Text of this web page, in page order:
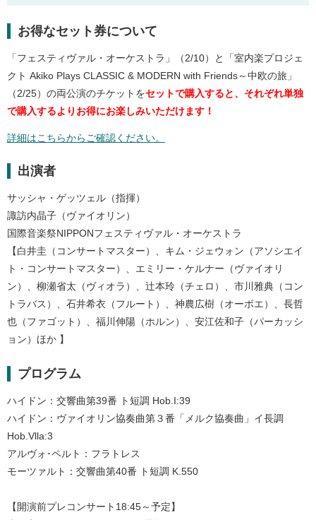
お得なセット券について
「フェスティヴァル・オーケストラ」（2/10）と「室内楽プロジェ
クト Akiko Plays CLASSIC & MODERN with Friends～中欧の旅」
（2/25）の両公演のチケットをセットで購入すると、それぞれ単独
で購入するよりお得にお楽しみいただけます！
詳細はこちらからご確認ください。
出演者
サッシャ・ゲッツェル（指揮）
諏訪内晶子（ヴァイオリン）
国際音楽祭NIPPONフェスティヴァル・オーケストラ
【白井圭（コンサートマスター）、キム・ジェウォン（アソシエイ
ト・コンサートマスター）、エミリー・ケルナー（ヴァイオリ
ン）、柳瀬省太（ヴィオラ）、辻󠄀本玲（チェロ）、市川雅典（コン
トラバス）、石井希衣（フルート）、神農広樹（オーボエ）、長哲
也（ファゴット）、福川伸陽（ホルン）、安江佐和子（パーカッシ
ョン）ほか 】
プログラム
ハイドン：交響曲第39番 ト短調 Hob.I:39
ハイドン：ヴァイオリン協奏曲第３番「メルク協奏曲」イ長調
Hob.Vlla:3
アルヴォ･ペルト：フラトレス
モーツァルト：交響曲第40番 ト短調 K.550
【開演前プレコンサート18:45～予定】